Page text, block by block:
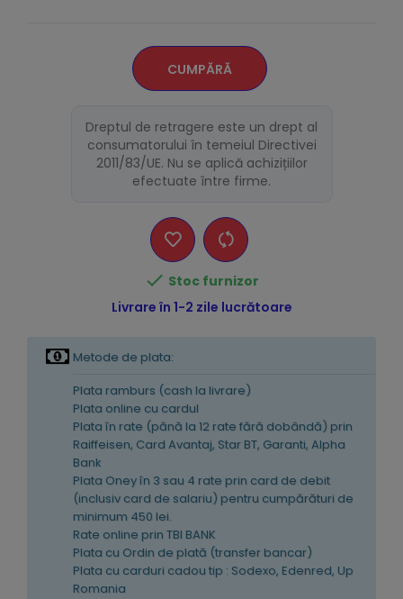
CUMPĂRĂ
Dreptul de retragere este un drept al
consumatorului în temeiul Directivei
2011/83/UE. Nu se aplică achizițiilor
efectuate între firme.
 Stoc furnizor
Livrare în 1-2 zile lucrătoare
Metode de plata:
Plata ramburs (cash la livrare)
Plata online cu cardul
Plata în rate (pănă la 12 rate fără dobândă) prin
Raiffeisen, Card Avantaj, Star BT, Garanti, Alpha
Bank
Plata Oney în 3 sau 4 rate prin card de debit
(inclusiv card de salariu) pentru cumpărături de
minimum 450 lei.
Rate online prin TBI BANK
Plata cu Ordin de plată (transfer bancar)
Plata cu carduri cadou tip : Sodexo, Edenred, Up
Romania